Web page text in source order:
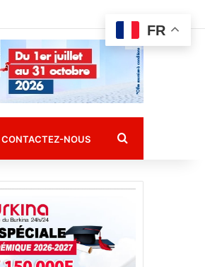
CONTACTEZ-NOUS Rechercher
FR